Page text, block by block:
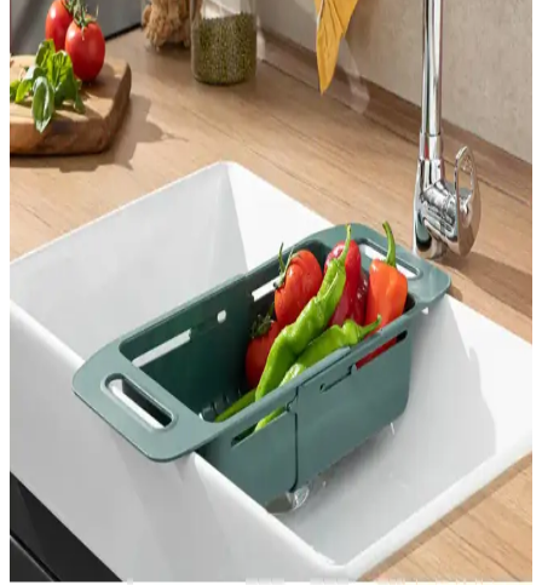
malzemeleriyle banyonuzda şıklık ve fonksiyonellik sağlar. Üç
parçadan oluşan set, hijyen ve kullanım kolaylığı sunar.
Süzgeçli Banyo ve Lavabo Gider Filtresi: Dayanıklı
ve Pratik Kullanım İçin Rehber
Dem Home'un silikon gider filtresi, kolay takılır, kötü kokuları önler
ve dayanıklıdır. Pratik kullanımıyla hijyen sağlar, uygun fiyatlı ve
estetik tasarımıyla tercih edilir.
Blue Home Light 1080 Derece Dönebilen Mutfak ve
Lavabo Bataryası - Pratik ve Dayanıklı Tasarım
Blue Home Light 1080 derece dönebilir mutfak ve lavabo bataryası,
estetik, dayanıklı ve pratik kullanım sunar. Filtreli su akışı ve hafif
yapısıyla hijyen ve kullanım kolaylığı sağlar.
AYGÖREN HOME Kendinden Boşaltmalı
Sabunluk – Ördek Desenli, Su Tutmaz, Lavabo
Bu lavabo üstü sabunluk, kendinden boşaltmalı tasarımıyla sabun
artıkları için hızlı kuruma sağlar ve su birikimini önler. Ördek desenli
beyaz plastik yapısı hafiflik sunar; mutfak ve banyoda dekoratif ve
fonksiyonel bir düzen kurar.